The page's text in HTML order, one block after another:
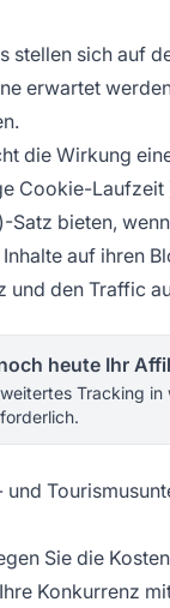
stellen sich auf
erwartet
die Wirkung
Cookie-Laufzeit
bieten,
auf ihren
und den Traffic
heute Ihr
Tracking
Sie die
Konkurrenz